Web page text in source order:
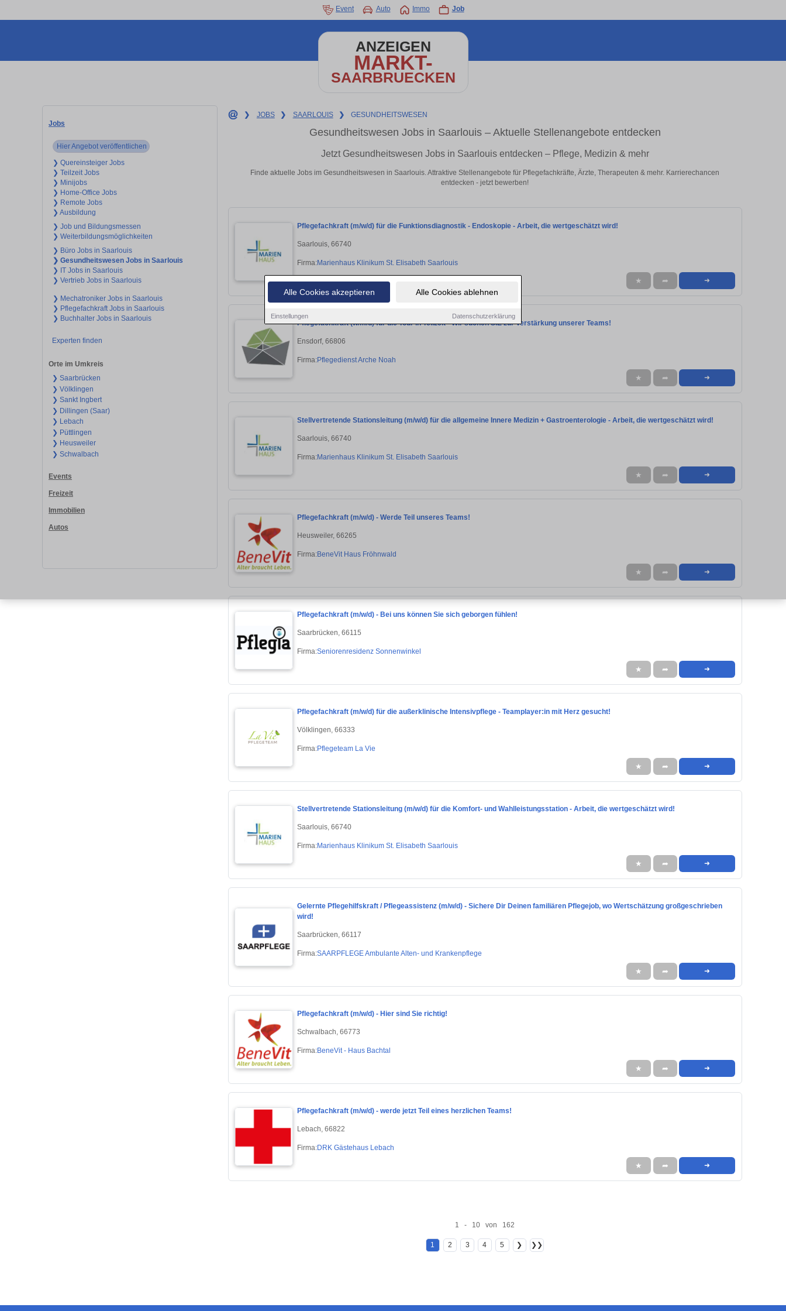
Alle Cookies akzeptieren Alle Cookies ablehnen
Einstellungen Datenschutzerklärung
Event Auto Immo Job
ANZEIGEN
MARKT-
SAARBRUECKEN
Jobs
Hier Angebot veröffentlichen
❯ Quereinsteiger Jobs
❯ Teilzeit Jobs
❯ Minijobs
❯ Home-Office Jobs
❯ Remote Jobs
❯ Ausbildung
❯ Job und Bildungsmessen
❯ Weiterbildungsmöglichkeiten
❯ Büro Jobs in Saarlouis
❯ Gesundheitswesen Jobs in Saarlouis
❯ IT Jobs in Saarlouis
❯ Vertrieb Jobs in Saarlouis
❯ Mechatroniker Jobs in Saarlouis
❯ Pflegefachkraft Jobs in Saarlouis
❯ Buchhalter Jobs in Saarlouis
Experten finden
Orte im Umkreis
❯ Saarbrücken
❯ Völklingen
❯ Sankt Ingbert
❯ Dillingen (Saar)
❯ Lebach
❯ Püttlingen
❯ Heusweiler
❯ Schwalbach
Events
Freizeit
Immobilien
Autos
❯ JOBS ❯ SAARLOUIS ❯ GESUNDHEITSWESEN
Gesundheitswesen Jobs in Saarlouis – Aktuelle Stellenangebote entdecken
Jetzt Gesundheitswesen Jobs in Saarlouis entdecken – Pflege, Medizin & mehr
Finde aktuelle Jobs im Gesundheitswesen in Saarlouis. Attraktive Stellenangebote für Pflegefachkräfte, Ärzte, Therapeuten & mehr. Karrierechancen
entdecken - jetzt bewerben!
Pflegefachkraft (m/w/d) für die Funktionsdiagnostik - Endoskopie - Arbeit, die wertgeschätzt wird!
Saarlouis, 66740
Firma:Marienhaus Klinikum St. Elisabeth Saarlouis
★ ➦ ➜
Pflegefachkraft (w/m/d) für die Tour in Teilzeit - Wir suchen SIE zur Verstärkung unserer Teams!
Ensdorf, 66806
Firma:Pflegedienst Arche Noah
★ ➦ ➜
Stellvertretende Stationsleitung (m/w/d) für die allgemeine Innere Medizin + Gastroenterologie - Arbeit, die wertgeschätzt wird!
Saarlouis, 66740
Firma:Marienhaus Klinikum St. Elisabeth Saarlouis
★ ➦ ➜
Pflegefachkraft (m/w/d) - Werde Teil unseres Teams!
Heusweiler, 66265
Firma:BeneVit Haus Fröhnwald
★ ➦ ➜
Pflegefachkraft (m/w/d) - Bei uns können Sie sich geborgen fühlen!
Saarbrücken, 66115
Firma:Seniorenresidenz Sonnenwinkel
★ ➦ ➜
Pflegefachkraft (m/w/d) für die außerklinische Intensivpflege - Teamplayer:in mit Herz gesucht!
Völklingen, 66333
Firma:Pflegeteam La Vie
★ ➦ ➜
Stellvertretende Stationsleitung (m/w/d) für die Komfort- und Wahlleistungsstation - Arbeit, die wertgeschätzt wird!
Saarlouis, 66740
Firma:Marienhaus Klinikum St. Elisabeth Saarlouis
★ ➦ ➜
Gelernte Pflegehilfskraft / Pflegeassistenz (m/w/d) - Sichere Dir Deinen familiären Pflegejob, wo Wertschätzung großgeschrieben
wird!
Saarbrücken, 66117
Firma:SAARPFLEGE Ambulante Alten- und Krankenpflege
★ ➦ ➜
Pflegefachkraft (m/w/d) - Hier sind Sie richtig!
Schwalbach, 66773
Firma:BeneVit - Haus Bachtal
★ ➦ ➜
Pflegefachkraft (m/w/d) - werde jetzt Teil eines herzlichen Teams!
Lebach, 66822
Firma:DRK Gästehaus Lebach
★ ➦ ➜
1 - 10 von 162
1 2 3 4 5 ❯ ❯❯